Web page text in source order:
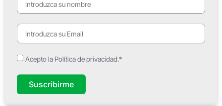
Acepto la Política de privacidad.*
Suscribirme